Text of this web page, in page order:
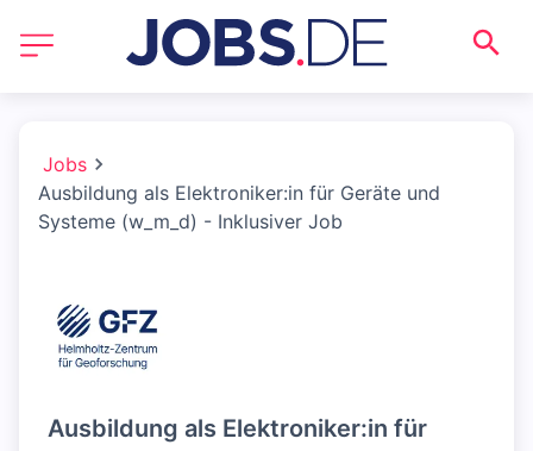
Jobs
Ausbildung als Elektroniker:in für Geräte und
Systeme (w_m_d) - Inklusiver Job
Ausbildung als Elektroniker:in für